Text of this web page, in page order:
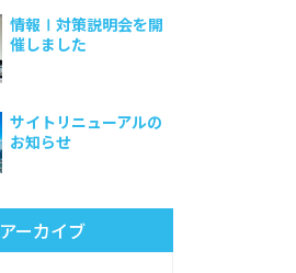
情報Ⅰ対策説明会を開
催しました
サイトリニューアルの
お知らせ
アーカイブ